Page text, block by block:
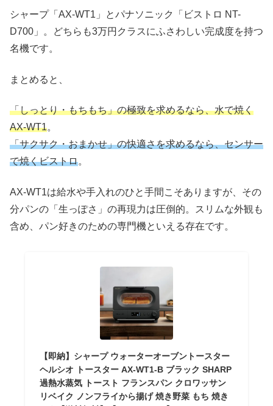
シャープ「AX-WT1」とパナソニック「ビストロ NT-
D700」。どちらも3万円クラスにふさわしい完成度を持つ
名機です。
まとめると、
「しっとり・もちもち」の極致を求めるなら、水で焼く
AX-WT1。
「サクサク・おまかせ」の快適さを求めるなら、センサー
で焼くビストロ。
AX-WT1は給水や手入れのひと手間こそありますが、その
分パンの「生っぽさ」の再現力は圧倒的。スリムな外観も
含め、パン好きのための専門機といえる存在です。
【即納】シャープ ウォーターオーブントースター
ヘルシオ トースター AX-WT1-B ブラック SHARP
過熱水蒸気 トースト フランスパン クロワッサン
リベイク ノンフライから揚げ 焼き野菜 もち 焼き